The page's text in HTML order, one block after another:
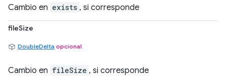
Cambio en exists , si corresponde
fileSize
DoubleDelta opcional
Cambio en fileSize , si corresponde